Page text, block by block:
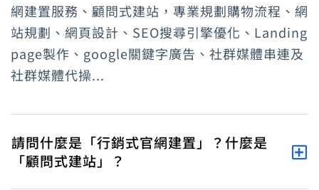
網建置服務、顧問式建站，專業規劃購物流程、網
站規劃、網頁設計、SEO搜尋引擎優化、Landing
page製作、google關鍵字廣告、社群媒體串連及
社群媒體代操...
請問什麼是「行銷式官網建置」？什麼是
「顧問式建站」？